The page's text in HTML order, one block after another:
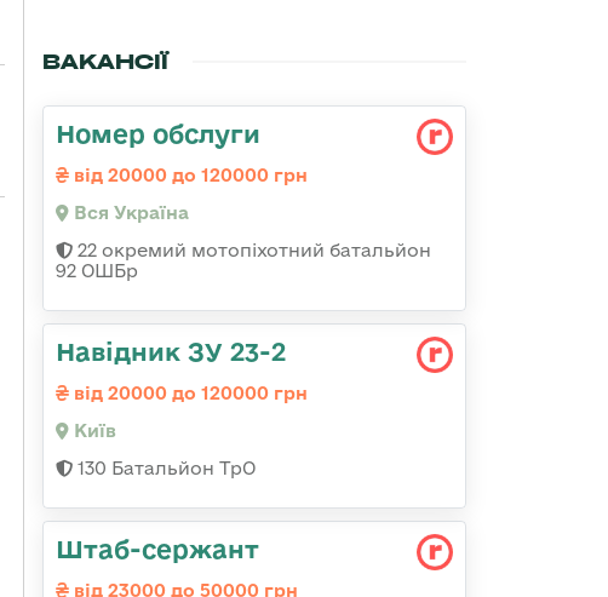
ВАКАНСІЇ
Номер обслуги
від 20000 до 120000 грн
Вся Україна
22 окремий мотопіхотний батальйон
92 ОШБр
Навідник ЗУ 23-2
від 20000 до 120000 грн
Київ
130 Батальйон ТрО
Штаб-сержант
від 23000 до 50000 грн